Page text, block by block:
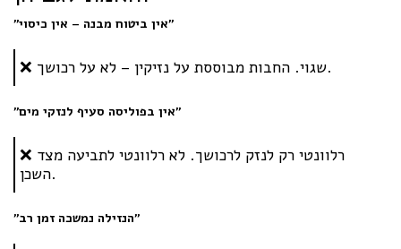
"אין ביטוח מבנה – אין כיסוי"
❌ שגוי. החבות מבוססת על נזיקין – לא על רכושך.
"אין בפוליסה סעיף לנזקי מים"
❌ רלוונטי רק לנזק לרכושך. לא רלוונטי לתביעה מצד
השכן.
"הנזילה נמשכה זמן רב"